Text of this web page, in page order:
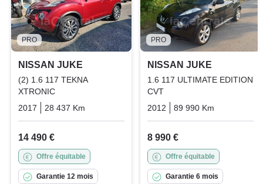
PRO
NISSAN JUKE
(2) 1.6 117 TEKNA
XTRONIC
2017
28 437 Km Essence
14 490 €
Offre équitable
Garantie 12 mois
PRO
NISSAN JUKE
1.6 117 ULTIMATE EDITION
CVT
2012
89 990 Km
8 990 €
Offre équitable
Garantie 6 mois